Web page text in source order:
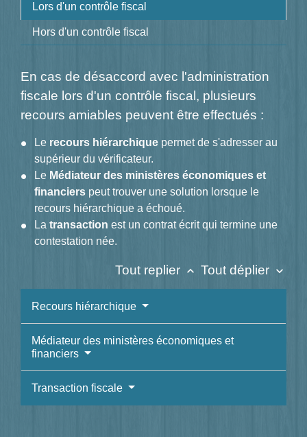
Lors d'un contrôle fiscal
Hors d'un contrôle fiscal
En cas de désaccord avec l'administration
fiscale lors d'un contrôle fiscal, plusieurs
recours amiables peuvent être effectués :
Le recours hiérarchique permet de s'adresser au
supérieur du vérificateur.
Le Médiateur des ministères économiques et
financiers peut trouver une solution lorsque le
recours hiérarchique a échoué.
La transaction est un contrat écrit qui termine une
contestation née.
Tout replier keyboard_arrow_up Tout déplier keyboard_arrow_down
Recours hiérarchique
Médiateur des ministères économiques et
financiers
Transaction fiscale